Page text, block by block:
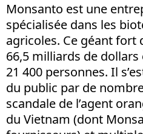
Monsanto est une
spécialisée dans les
agricoles. Ce géant fort
66,5 milliards de
21 400 personnes. Il
du public par de
scandale de l’agent
du Vietnam (dont